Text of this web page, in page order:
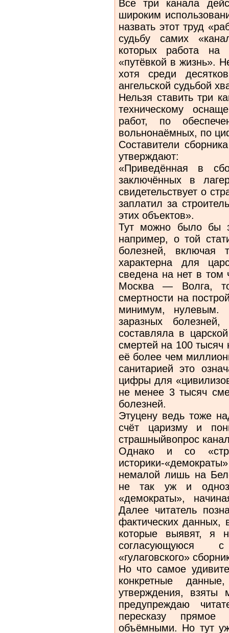
Все три канала
широким
назвать этот труд
судьбу самих
которых работа на
«путёвкой в жизнь».
хотя среди
ангельской судьбой
Нельзя ставить три
техническому
работ, по
вольнонаёмных, по
Составители
утверждают:
«Приведённая в
заключённых в
свидетельствует о
заплатил за
этих объектов».
Тут можно было бы
например, о той
болезней, включая
характерна для
сведена на нет в том
Москва — Волга,
смертности на
минимум, нулевым.
заразных
составляла в
смертей на 100
её более чем
санитарией это
цифры для
не менее 3 тысяч
болезней.
Этуцену ведь тоже
счёт царизму и
страшныйвопрос
Однако и со
историки-
немалой лишь на
не так уж и
«демократы»,
Далее читатель
фактических данных,
которые выявят, я
согласующуюся
«гулаговского»
Но что самое
конкретные
утверждения,
предупреждаю
пересказу прямое
объёмными. Но тут